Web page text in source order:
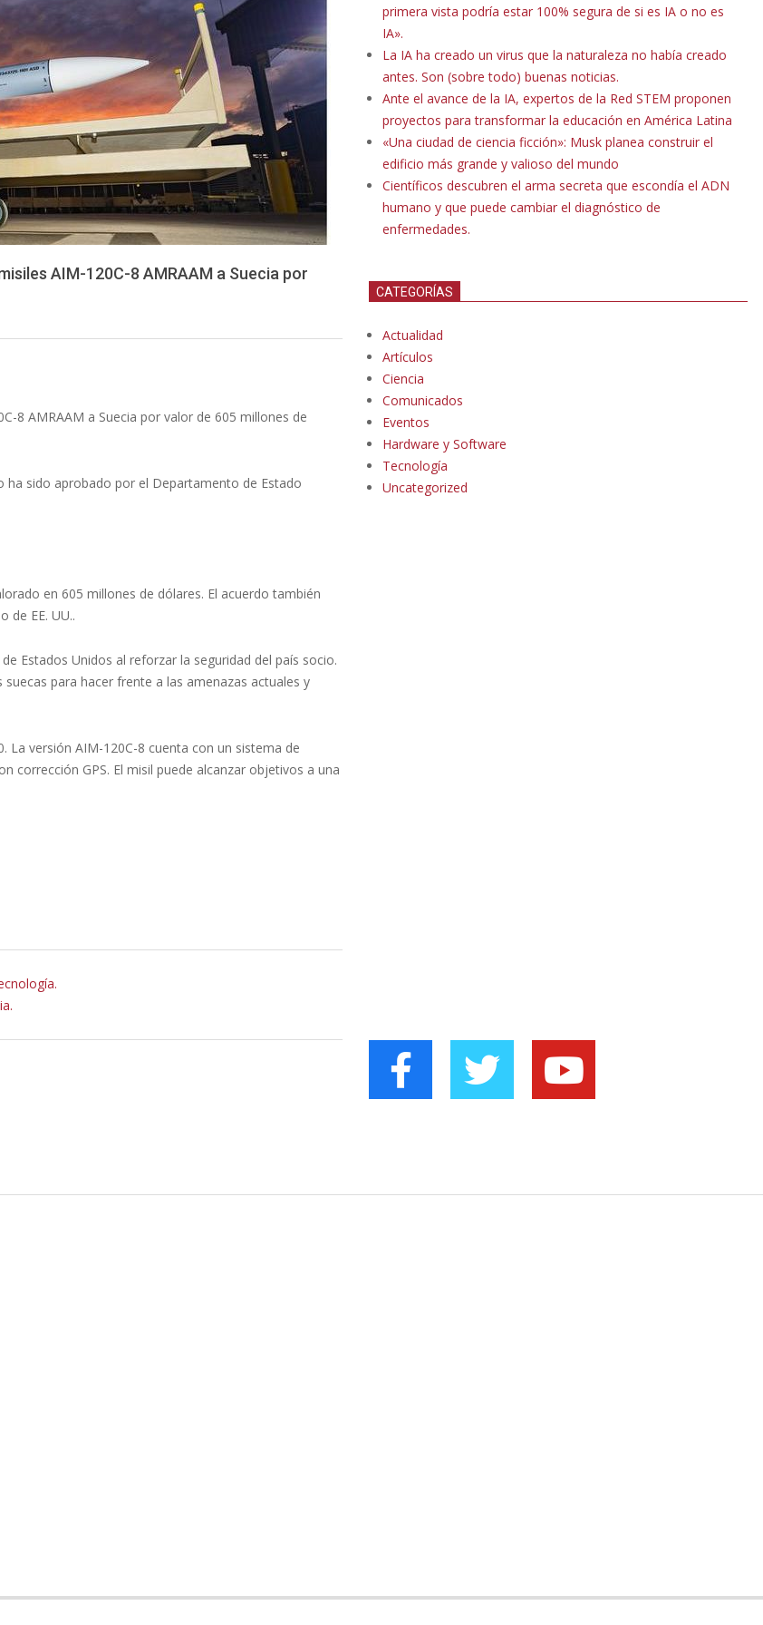
AIM-120C-8 AMRAAM a Suecia por
8 AMRAAM a Suecia por valor de 605 millones de
ha sido aprobado por el Departamento de Estado
en 605 millones de dólares. El acuerdo también
de EE. UU..
Estados Unidos al reforzar la seguridad del país socio.
para hacer frente a las amenazas actuales y
La versión AIM-120C-8 cuenta con un sistema de
corrección GPS. El misil puede alcanzar objetivos a una
primera vista podría estar 100% segura de si es IA o no es
IA».
La IA ha creado un virus que la naturaleza no había creado
antes. Son (sobre todo) buenas noticias.
Ante el avance de la IA, expertos de la Red STEM proponen
proyectos para transformar la educación en América Latina
«Una ciudad de ciencia ficción»: Musk planea construir el
edificio más grande y valioso del mundo
Científicos descubren el arma secreta que escondía el ADN
humano y que puede cambiar el diagnóstico de
enfermedades.
CATEGORÍAS
Actualidad
Artículos
Ciencia
Comunicados
Eventos
Hardware y Software
Tecnología
Uncategorized